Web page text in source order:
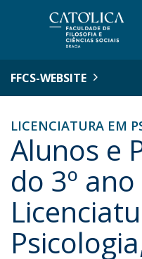
FFCS-WEBSITE
LICENCIATURA EM
Alunos e
do 3º